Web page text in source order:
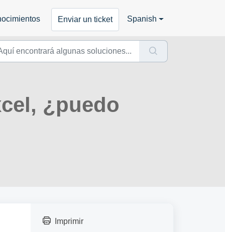
Enviar un ticket Spanish
¿puedo
Imprimir